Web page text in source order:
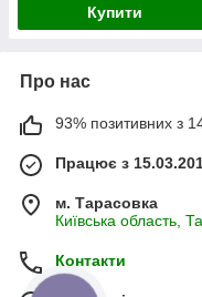
Купити
Про нас
93% позитивних з 14
Працює з
м. Тарасовка
Київська область,
Контакти